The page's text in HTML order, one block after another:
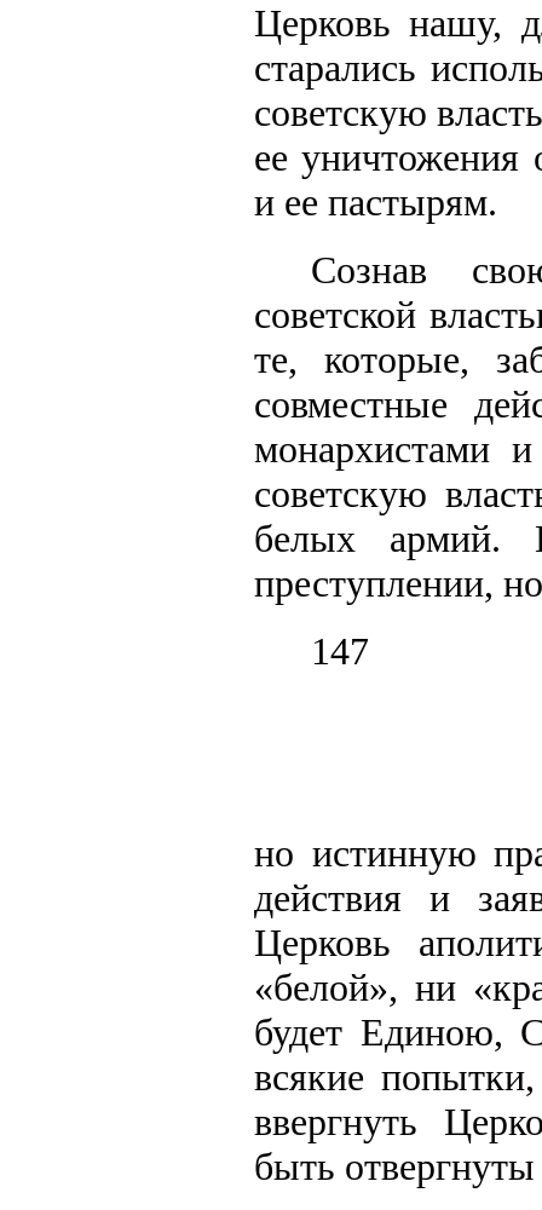
Церковь нашу,
старались
советскую
ее уничтожения
и ее пастырям.
Сознав
советской
те, которые,
совместные
монархистами
советскую
белых армий.
преступлении,
147
но истинную
действия и
Церковь
«белой», ни
будет Единою,
всякие
ввергнуть
быть